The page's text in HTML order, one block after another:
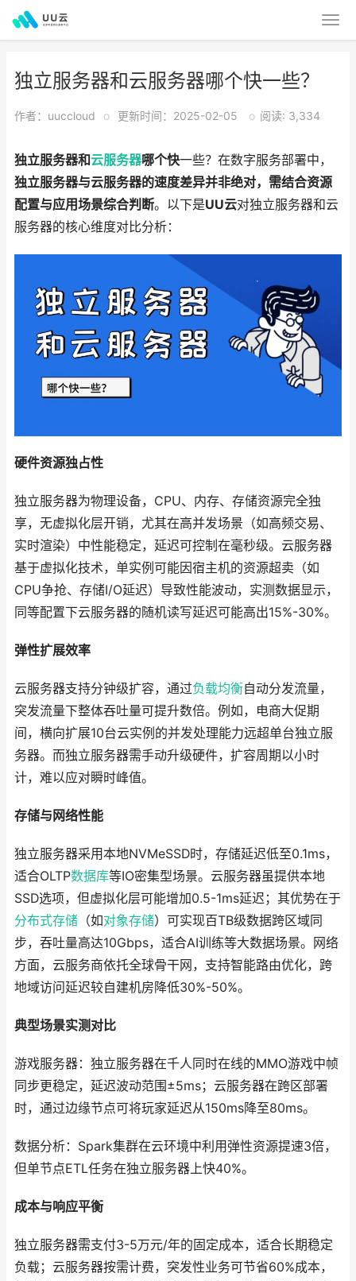
独立服务器和云服务器哪个快一些？
作者：uuccloud o 更新时间：2025-02-05 o 阅读: 3,334
独立服务器和云服务器哪个快一些？在数字服务部署中，
独立服务器与云服务器的速度差异并非绝对，需结合资源
配置与应用场景综合判断。以下是UU云对独立服务器和云
服务器的核心维度对比分析：
硬件资源独占性
独立服务器为物理设备，CPU、内存、存储资源完全独
享，无虚拟化层开销，尤其在高并发场景（如高频交易、
实时渲染）中性能稳定，延迟可控制在毫秒级。云服务器
基于虚拟化技术，单实例可能因宿主机的资源超卖（如
CPU争抢、存储I/O延迟）导致性能波动，实测数据显示，
同等配置下云服务器的随机读写延迟可能高出15%-30%。
弹性扩展效率
云服务器支持分钟级扩容，通过负载均衡自动分发流量，
突发流量下整体吞吐量可提升数倍。例如，电商大促期
间，横向扩展10台云实例的并发处理能力远超单台独立服
务器。而独立服务器需手动升级硬件，扩容周期以小时
计，难以应对瞬时峰值。
存储与网络性能
独立服务器采用本地NVMeSSD时，存储延迟低至0.1ms，
适合OLTP数据库等IO密集型场景。云服务器虽提供本地
SSD选项，但虚拟化层可能增加0.5-1ms延迟；其优势在于
分布式存储 （如对象存储）可实现百TB级数据跨区域同
步，吞吐量高达10Gbps，适合AI训练等大数据场景。网络
方面，云服务商依托全球骨干网，支持智能路由优化，跨
地域访问延迟较自建机房降低30%-50%。
典型场景实测对比
游戏服务器：独立服务器在千人同时在线的MMO游戏中帧
同步更稳定，延迟波动范围±5ms；云服务器在跨区部署
时，通过边缘节点可将玩家延迟从150ms降至80ms。
数据分析：Spark集群在云环境中利用弹性资源提速3倍，
但单节点ETL任务在独立服务器上快40%。
成本与响应平衡
独立服务器需支付3-5万元/年的固定成本，适合长期稳定
负载；云服务器按需计费，突发性业务可节省60%成本，